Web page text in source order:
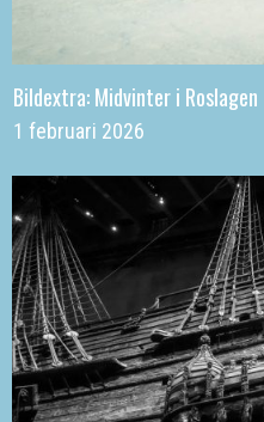
Bildextra: Midvinter i Roslagen
1 februari 2026